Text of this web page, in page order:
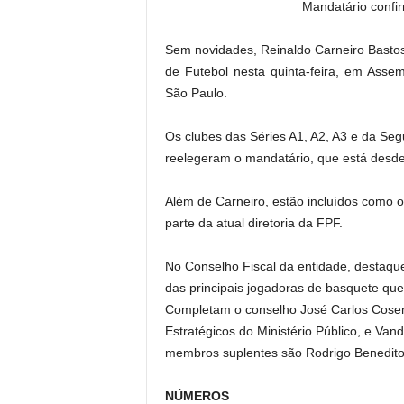
Mandatário
Sem novidades, Reinaldo Carneiro
de Futebol nesta quinta-feira, em
São Paulo.
Os clubes das Séries A1, A2, A3 e da
reelegeram o mandatário, que está
Além de Carneiro, estão incluídos como
parte da atual diretoria da FPF.
No Conselho Fiscal da entidade,
das principais jogadoras de basquete
Completam o conselho José Carlos
Estratégicos do Ministério Público, e
membros suplentes são Rodrigo
NÚMEROS